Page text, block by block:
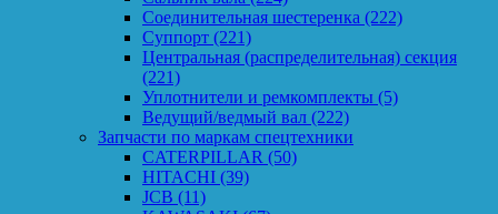
Соединительная шестеренка (222)
Суппорт (221)
Центральная (распределительная) секция
(221)
Уплотнители и ремкомплекты (5)
Ведущий/ведмый вал (222)
Запчасти по маркам спецтехники
CATERPILLAR (50)
HITACHI (39)
JCB (11)